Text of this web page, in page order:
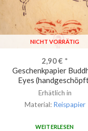
NICHT VORRÄTIG
2,90€ *
Geschenkpapier
Eyes
Erhätlich in
Material: Reispapier
WEITERLESEN